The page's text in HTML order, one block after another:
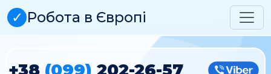
✓ Робота в Європі